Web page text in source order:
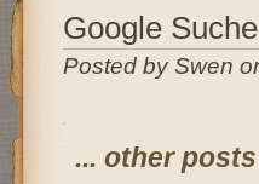
Google
Posted by Swen
... other